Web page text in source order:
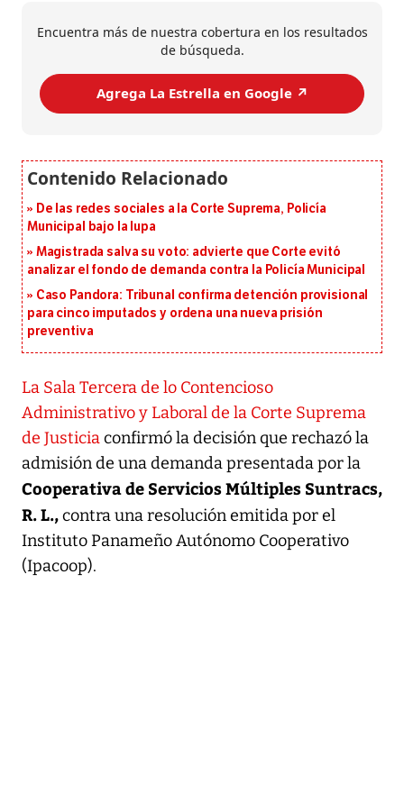
Encuentra más de nuestra cobertura en los resultados
de búsqueda.
Agrega La Estrella en Google ↗️
De las redes sociales a la Corte Suprema, Policía
Municipal bajo la lupa
Magistrada salva su voto: advierte que Corte evitó
analizar el fondo de demanda contra la Policía Municipal
Caso Pandora: Tribunal confirma detención provisional
para cinco imputados y ordena una nueva prisión
preventiva
La Sala Tercera de lo Contencioso
Administrativo y Laboral de la Corte Suprema
de Justiciaconfirmó la decisión que rechazó la
admisión de una demanda presentada por la
Cooperativa de Servicios Múltiples Suntracs,
R. L.,contra una resolución emitida por el
Instituto Panameño Autónomo Cooperativo
(Ipacoop).